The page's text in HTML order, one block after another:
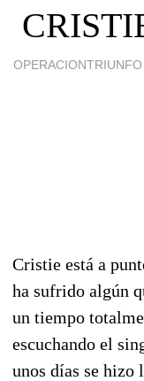
OPERACIONTRIUNFO
Cristie está a
ha sufrido algún
un tiempo
escuchando el
unos días se hizo